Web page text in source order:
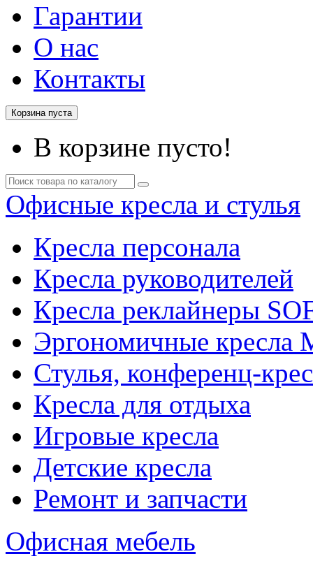
Гарантии
О нас
Контакты
Корзина пуста
В корзине пусто!
Офисные кресла и стулья
Кресла персонала
Кресла руководителей
Кресла реклайнеры
Эргономичные
Стулья, конференц-
Кресла для отдыха
Игровые кресла
Детские кресла
Ремонт и запчасти
Офисная мебель